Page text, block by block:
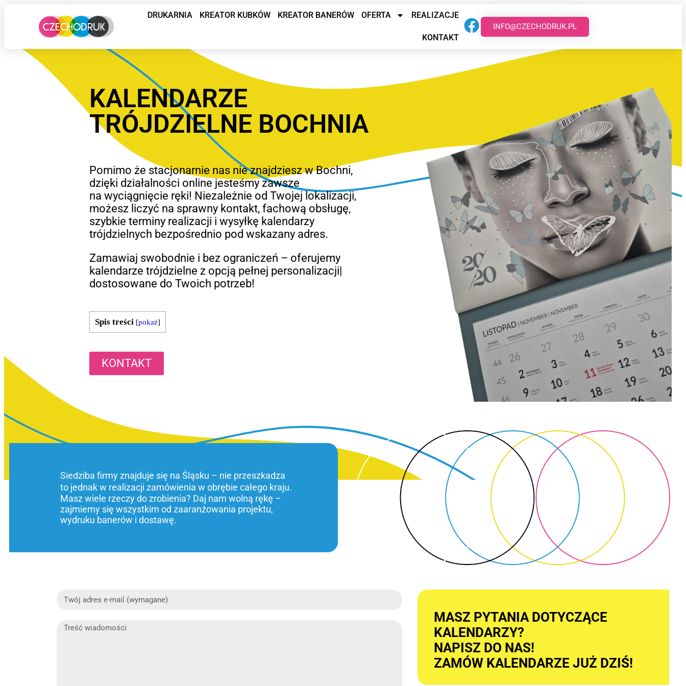
DRUKARNIA KREATOR KUBKÓW KREATOR BANERÓW OFERTA REALIZACJE
KONTAKT
INFO@CZECHODRUK.PL
KALENDARZE
TRÓJDZIELNE BOCHNIA
Pomimo że stacjonarnie nas nie znajdziesz w Bochni,
dzięki działalności online jesteśmy zawsze
na wyciągnięcie ręki! Niezależnie od Twojej lokalizacji,
możesz liczyć na sprawny kontakt, fachową obsługę,
szybkie terminy realizacji i wysyłkę kalendarzy
trójdzielnych bezpośrednio pod wskazany adres.
Zamawiaj swobodnie i bez ograniczeń – oferujemy
kalendarze trójdzielne z opcją pełnej personalizacji|
dostosowane do Twoich potrzeb!
Spis treści [pokaż]
KONTAKT
Siedziba firmy znajduje się na Śląsku – nie przeszkadza
to jednak w realizacji zamówienia w obrębie całego kraju.
Masz wiele rzeczy do zrobienia? Daj nam wolną rękę –
zajmiemy się wszystkim od zaaranżowania projektu,
wydruku banerów i dostawę.
MASZ PYTANIA DOTYCZĄCE
KALENDARZY?
NAPISZ DO NAS!
ZAMÓW KALENDARZE JUŻ DZIŚ!